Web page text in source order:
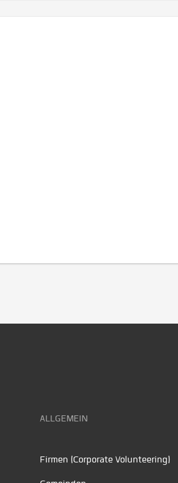
ALLGEMEIN
Firmen (Corporate Volunteering)